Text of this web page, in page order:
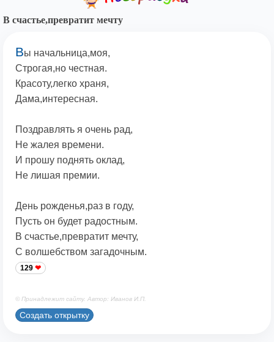
В счастье,превратит мечту
Вы начальница,моя,
Строгая,но честная.
Красоту,легко храня,
Дама,интересная.
Поздравлять я очень рад,
Не жалея времени.
И прошу поднять оклад,
Не лишая премии.
День рожденья,раз в году,
Пусть он будет радостным.
В счастье,превратит мечту,
С волшебством загадочным.
129
© Принадлежит сайту. Автор: Иванов И.П.
Создать открытку